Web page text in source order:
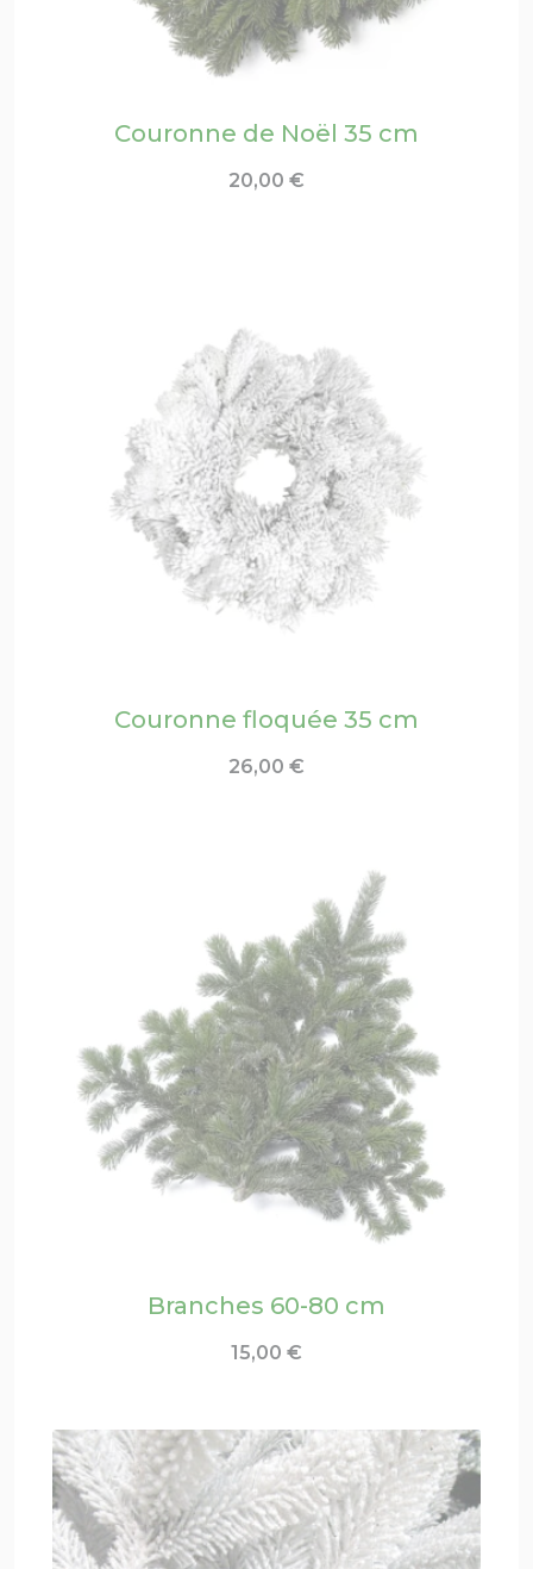
Couronne de Noël 35 cm
20,00 €
Couronne floquée 35 cm
26,00 €
Branches 60-80 cm
15,00 €